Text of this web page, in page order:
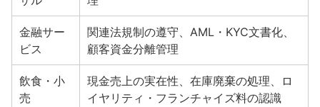
金融サー
ビス
関連法規制の遵守、AML・KYC文書化、
顧客資金分離管理
飲食・小
売
現金売上の実在性、在庫廃棄の処理、ロ
イヤリティ・フランチャイズ料の認識